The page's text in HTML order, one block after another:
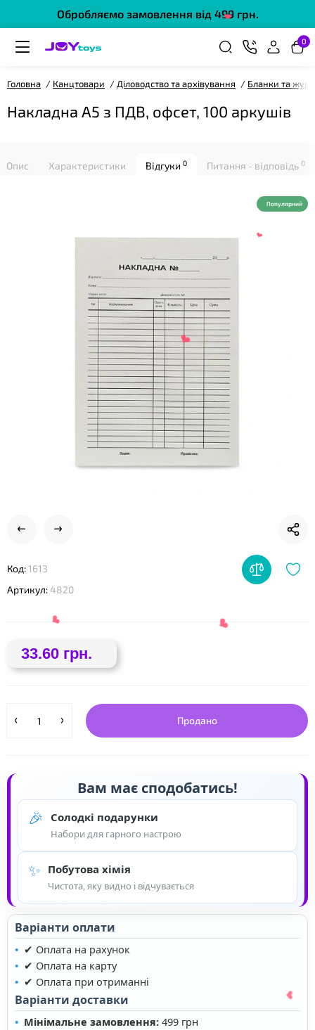
Обробляємо замовлення від 499 грн.
0
Головна Канцтовари Діловодство та архівування Бланки та
Накладна А5 з ПДВ, офсет, 100 аркушів
Опис Характеристики Відгуки 0 Питання - відповідь 0
Популярний
Код:1613
Артикул:4820
33.60 грн.
Продано
Вам має сподобатись!
🎉 Солодкі подарунки
Набори для гарного настрою
✨ Побутова хімія
Чистота, яку видно і відчувається
Варіанти оплати
✔ Оплата на рахунок
✔ Оплата на карту
✔ Оплата при отриманні
Варіанти доставки
Мінімальне замовлення: 499 грн
❤
❤